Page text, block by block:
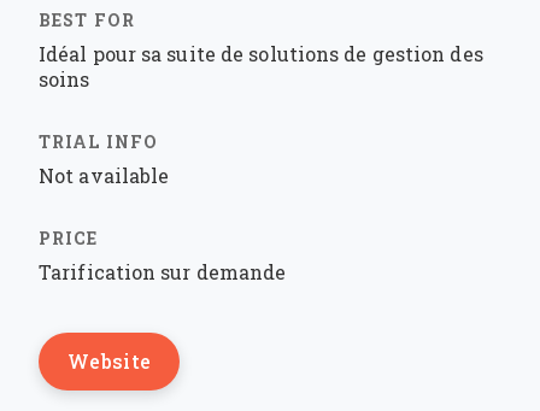
Idéal pour sa suite de solutions de gestion des
soins
Not available
Tarification sur demande
Website